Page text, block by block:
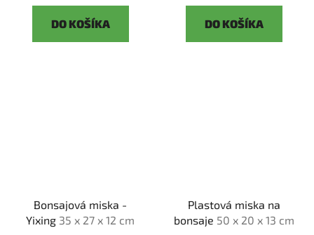
DO KOŠÍKA DO KOŠÍKA
Bonsajová miska -
Yixing 35 x 27 x 12 cm
Plastová miska na
bonsaje 50 x 20 x 13 cm